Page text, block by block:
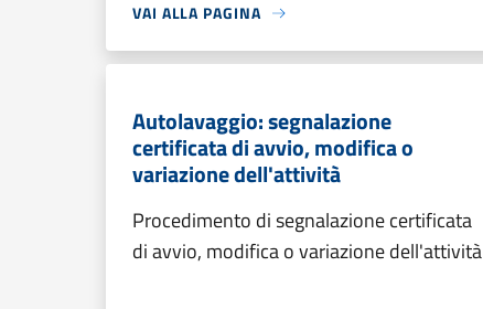
VAI ALLA PAGINA
Autolavaggio: segnalazione
certificata di avvio, modifica o
variazione dell'attività
Procedimento di segnalazione certificata
di avvio, modifica o variazione dell'attività